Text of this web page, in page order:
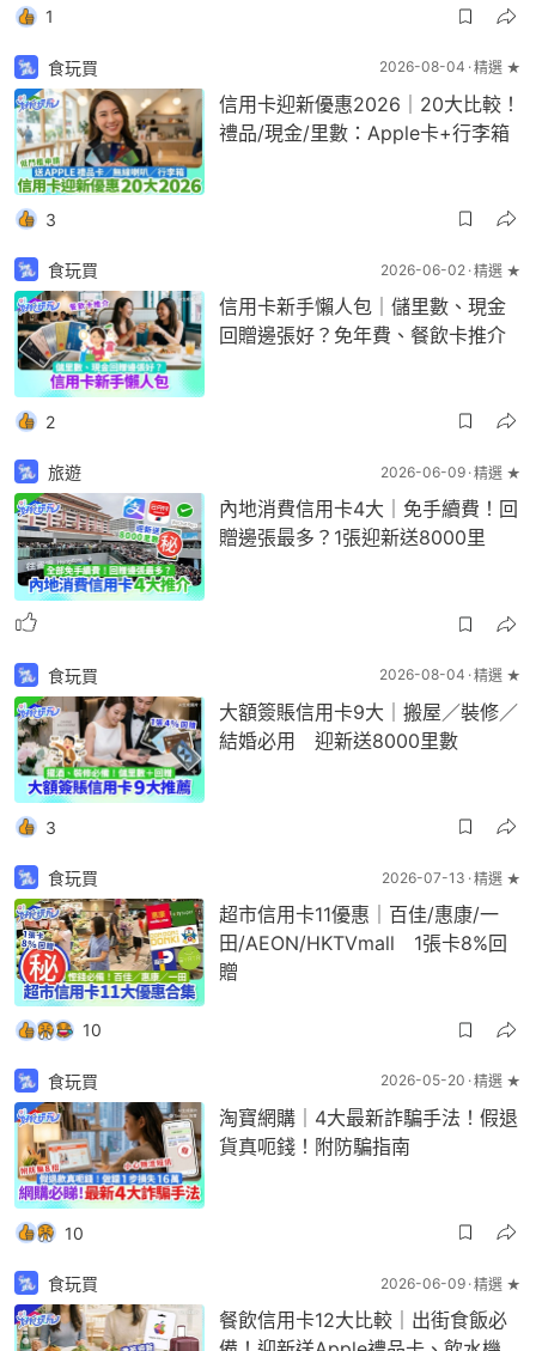
1
食玩買 2026-08-04 精選 ★
信用卡迎新優惠2026｜20大比較！
禮品/現金/里數：Apple卡+行李箱
3
食玩買 2026-06-02 精選 ★
信用卡新手懶人包｜儲里數、現金
回贈邊張好？免年費、餐飲卡推介
2
旅遊 2026-06-09 精選 ★
內地消費信用卡4大｜免手續費！回
贈邊張最多？1張迎新送8000里
食玩買 2026-08-04 精選 ★
大額簽賬信用卡9大｜搬屋／裝修／
結婚必用 迎新送8000里數
3
食玩買 2026-07-13 精選 ★
超市信用卡11優惠｜百佳/惠康/一
田/AEON/HKTVmall 1張卡8%回
贈
10
食玩買 2026-05-20 精選 ★
淘寶網購｜4大最新詐騙手法！假退
貨真呃錢！附防騙指南
10
食玩買 2026-06-09 精選 ★
餐飲信用卡12大比較｜出街食飯必